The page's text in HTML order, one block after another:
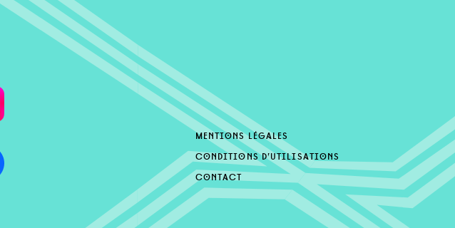
mentions légales
conditions d’utilisations
contact